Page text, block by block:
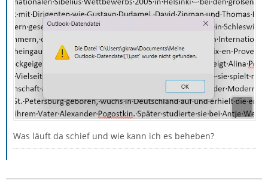
Was läuft da schief und wie kann ich es beheben?